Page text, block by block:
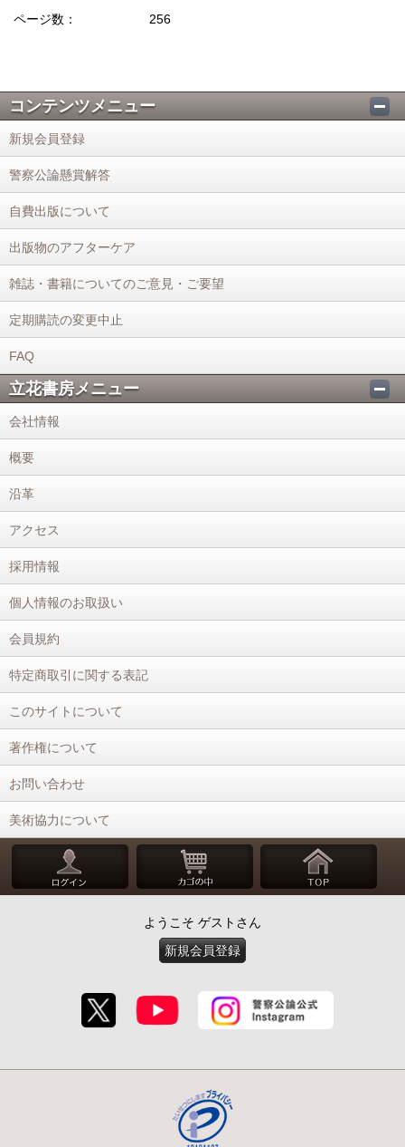
ページ数： 256
コンテンツメニュー
新規会員登録
警察公論懸賞解答
自費出版について
出版物のアフターケア
雑誌・書籍についてのご意見・ご要望
定期購読の変更中止
FAQ
立花書房メニュー
会社情報
概要
沿革
アクセス
採用情報
個人情報のお取扱い
会員規約
特定商取引に関する表記
このサイトについて
著作権について
お問い合わせ
美術協力について
ようこそ ゲストさん
新規会員登録